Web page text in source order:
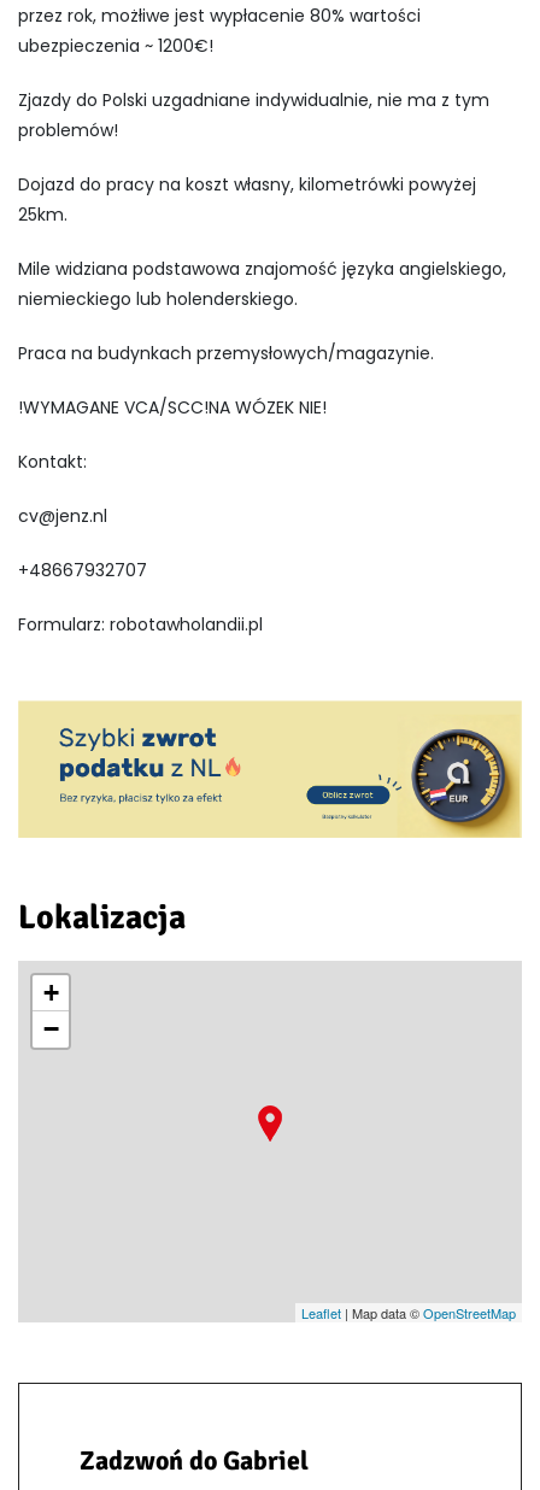
przez rok, możłiwe jest wypłacenie 80% wartości
ubezpieczenia ~ 1200€!
Zjazdy do Polski uzgadniane indywidualnie, nie ma z tym
problemów!
Dojazd do pracy na koszt własny, kilometrówki powyżej
25km.
Mile widziana podstawowa znajomość języka angielskiego,
niemieckiego lub holenderskiego.
Praca na budynkach przemysłowych/magazynie.
!WYMAGANE VCA/SCC!NA WÓZEK NIE!
Kontakt:
cv@jenz.nl
+48667932707
Formularz: robotawholandii.pl
Lokalizacja
+
−
Leaflet | Map data ©OpenStreetMap
Zadzwoń do Gabriel